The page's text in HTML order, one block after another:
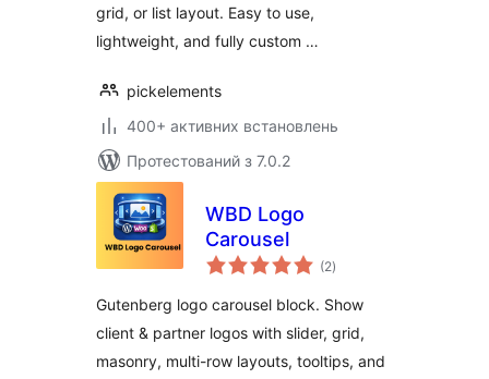
grid, or list layout. Easy to use,
lightweight, and fully custom …
pickelements
400+ активних встановлень
Протестований з 7.0.2
WBD Logo
Carousel
(2загальний
рейтинг
)
Gutenberg logo carousel block. Show
client & partner logos with slider, grid,
masonry, multi-row layouts, tooltips, and